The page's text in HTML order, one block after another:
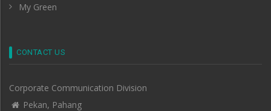
My Green
CONTACT US
Corporate Communication Division
Pekan, Pahang